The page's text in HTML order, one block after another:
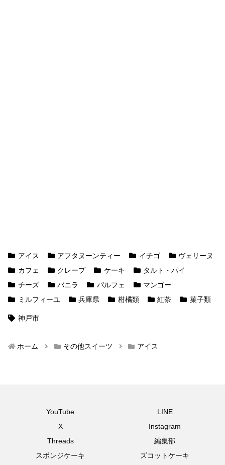
アイス アフタヌーンティー イチゴ
ヴェリーヌ
カフェ
クレープ ケーキ
タルト・パイ
チーズ
バニラ パルフェ
マンゴー
ミルフィーユ
兵庫県 柑橘類 紅茶 菓子類
神戸市
ホーム その他スイーツ アイス
YouTube
LINE
X
Instagram
Threads
編集部
スポンジケーキ
ズコットケーキ